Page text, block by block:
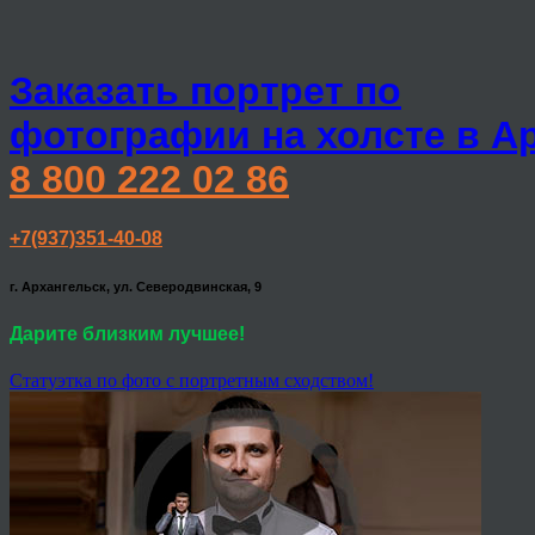
Заказать портрет по
фотографии на холсте в
8 800 222 02 86
+7(937)351-40-08
г. Архангельск, ул. Северодвинская, 9
Дарите близким лучшее!
Статуэтка по фото с портретным сходством!